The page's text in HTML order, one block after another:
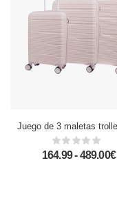
164.99 - 489.00€